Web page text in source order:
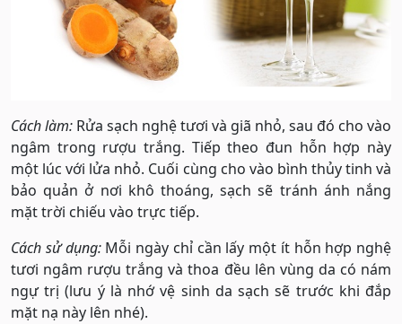
Cách làm: Rửa sạch nghệ tươi và giã nhỏ, sau đó cho vào
ngâm trong rượu trắng. Tiếp theo đun hỗn hợp này
một lúc với lửa nhỏ. Cuối cùng cho vào bình thủy tinh và
bảo quản ở nơi khô thoáng, sạch sẽ tránh ánh nắng
mặt trời chiếu vào trực tiếp.
Cách sử dụng:Mỗi ngày chỉ cần lấy một ít hỗn hợp nghệ
tươi ngâm rượu trắng và thoa đều lên vùng da có nám
ngự trị (lưu ý là nhớ vệ sinh da sạch sẽ trước khi đắp
mặt nạ này lên nhé).